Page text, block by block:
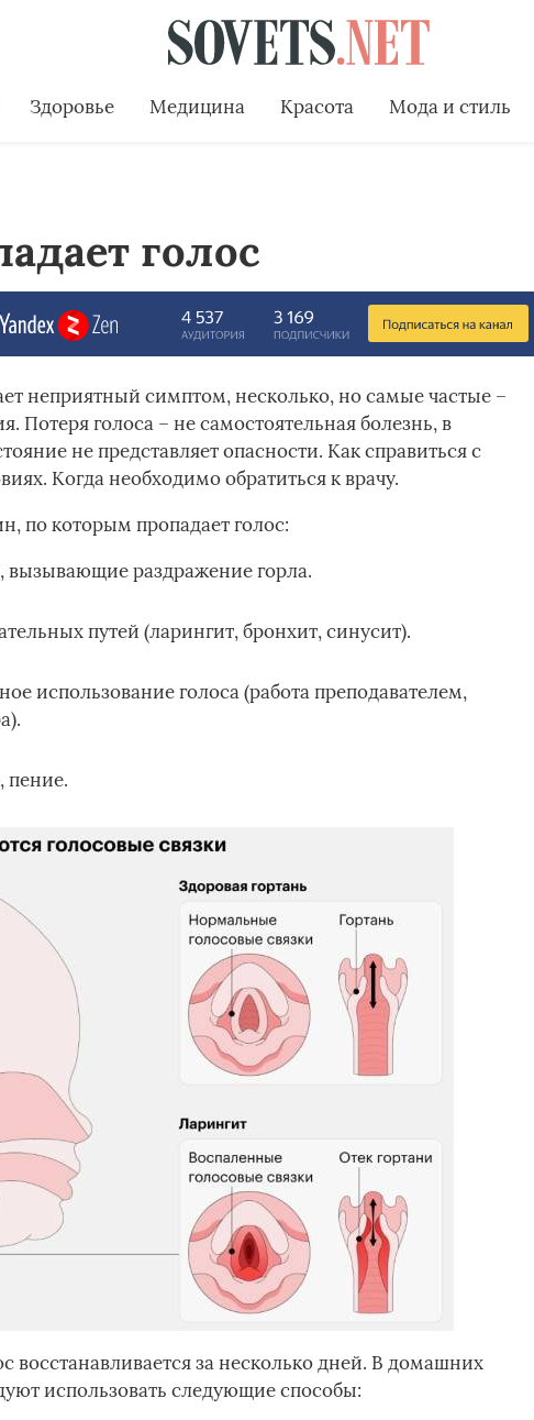
Здоровье Медицина Красота Мода и стиль
голос
неприятный симптом, несколько, но самые частые –
Потеря голоса – не самостоятельная болезнь, в
не представляет опасности. Как справиться с
Когда необходимо обратиться к врачу.
по которым пропадает голос:
вызывающие раздражение горла.
путей (ларингит, бронхит, синусит).
использование голоса (работа преподавателем,
пение.
восстанавливается за несколько дней. В домашних
использовать следующие способы: